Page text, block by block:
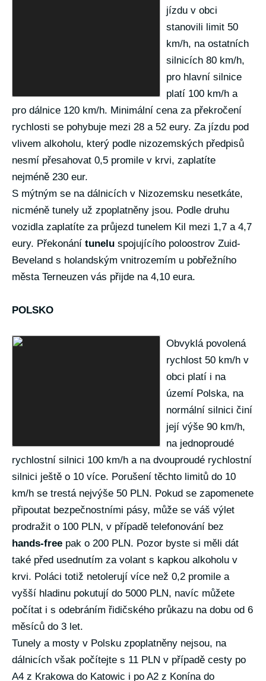
jízdu v obci
stanovili limit 50
km/h, na ostatních
silnicích 80 km/h,
pro hlavní silnice
platí 100 km/h a
pro dálnice 120 km/h. Minimální cena za překročení
rychlosti se pohybuje mezi 28 a 52 eury. Za jízdu pod
vlivem alkoholu, který podle nizozemských předpisů
nesmí přesahovat 0,5 promile v krvi, zaplatíte
nejméně 230 eur.
S mýtným se na dálnicích v Nizozemsku nesetkáte,
nicméně tunely už zpoplatněny jsou. Podle druhu
vozidla zaplatíte za průjezd tunelem Kil mezi 1,7 a 4,7
eury. Překonání tunelu spojujícího poloostrov Zuid-
Beveland s holandským vnitrozemím u pobřežního
města Terneuzen vás přijde na 4,10 eura.
POLSKO
Obvyklá povolená
rychlost 50 km/h v
obci platí i na
území Polska, na
normální silnici činí
její výše 90 km/h,
na jednoproudé
rychlostní silnici 100 km/h a na dvouproudé rychlostní
silnici ještě o 10 více. Porušení těchto limitů do 10
km/h se trestá nejvýše 50 PLN. Pokud se zapomenete
připoutat bezpečnostními pásy, může se váš výlet
prodražit o 100 PLN, v případě telefonování bez
hands-free pak o 200 PLN. Pozor byste si měli dát
také před usednutím za volant s kapkou alkoholu v
krvi. Poláci totiž netolerují více než 0,2 promile a
vyšší hladinu pokutují do 5000 PLN, navíc můžete
počítat i s odebráním řidičského průkazu na dobu od 6
měsíců do 3 let.
Tunely a mosty v Polsku zpoplatněny nejsou, na
dálnicích však počítejte s 11 PLN v případě cesty po
A4 z Krakowa do Katowic i po A2 z Konína do